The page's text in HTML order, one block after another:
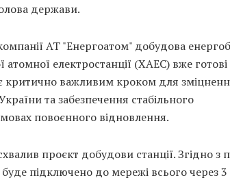
держави.
АТ "Енергоатом" добудова
електростанції (ХАЕС) вже готові
критично важливим кроком для
та забезпечення стабільного
повоєнного відновлення.
проєкт добудови станції. Згідно з
підключено до мережі всього через